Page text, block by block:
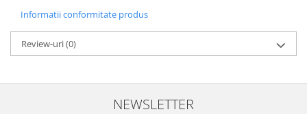
Informatii conformitate produs
Review-uri(0)
NEWSLETTER